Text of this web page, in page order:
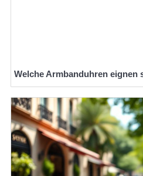
Welche Armbanduhren eignen